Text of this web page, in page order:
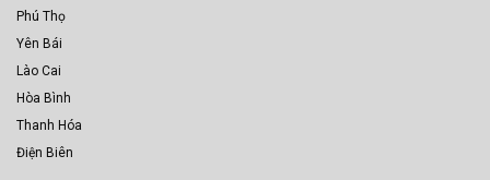
Phú Thọ
Yên Bái
Lào Cai
Hòa Bình
Thanh Hóa
Điện Biên